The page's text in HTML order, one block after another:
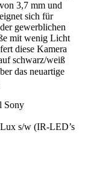
3,7 mm und
sich für
gewerblichen
mit wenig Licht
diese Kamera
schwarz/weiß
das neuartige
Sony
s/w (IR-LED’s